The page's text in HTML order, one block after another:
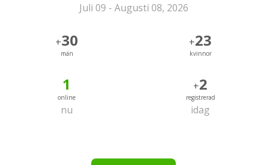
Juli 09 - Augusti 08, 2026
+30
män
+23
kvinnor
1
online
nu
+2
registrerad
idag